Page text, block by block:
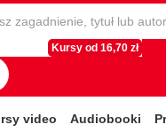
Kursy od 16,70 zł
video Audiobooki